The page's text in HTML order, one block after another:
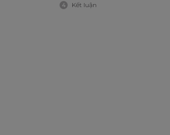
4 Kết luận